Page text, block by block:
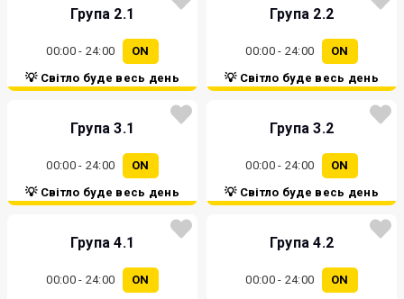
Група 2.1
00:00 - 24:00
ON
💡 Світло буде весь день
Група 2.2
00:00 - 24:00
ON
💡 Світло буде весь день
Група 3.1
00:00 - 24:00
ON
💡 Світло буде весь день
Група 3.2
00:00 - 24:00
ON
💡 Світло буде весь день
Група 4.1
00:00 - 24:00
ON
Група 4.2
00:00 - 24:00
ON